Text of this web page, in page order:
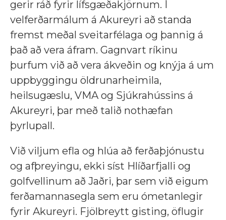
gerir ráð fyrir lífsgæðakjörnum. Í
velferðarmálum á Akureyri að standa
fremst meðal sveitarfélaga og þannig á
það að vera áfram. Gagnvart ríkinu
þurfum við að vera ákveðin og knýja á um
uppbyggingu öldrunarheimila,
heilsugæslu, VMA og Sjúkrahússins á
Akureyri, þar með talið nothæfan
þyrlupall.
Við viljum efla og hlúa að ferðaþjónustu
og afþreyingu, ekki síst Hlíðarfjalli og
golfvellinum að Jaðri, þar sem við eigum
ferðamannasegla sem eru ómetanlegir
fyrir Akureyri. Fjölbreytt gisting, öflugir